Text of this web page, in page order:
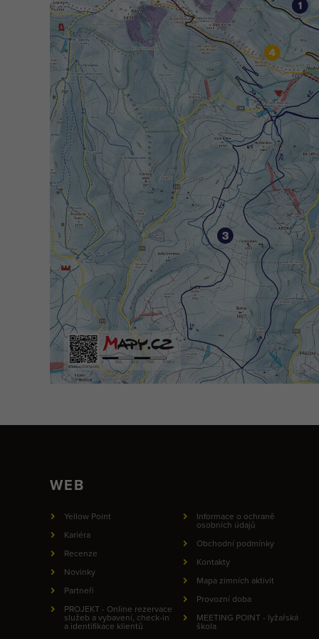
WEB
Yellow Point
Kariéra
Recenze
Novinky
Partneři
PROJEKT - Online rezervace
služeb a vybavení, check-in
a identifikace klientů
Informace o ochraně
osobních údajů
Obchodní podmínky
Kontakty
Mapa zimních aktivit
Provozní doba
MEETING POINT - lyžařská
škola